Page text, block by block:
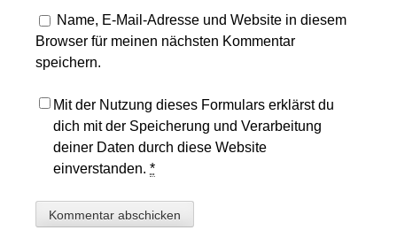
Name, E-Mail-Adresse und Website in diesem
Browser für meinen nächsten Kommentar
speichern.
Mit der Nutzung dieses Formulars erklärst du
dich mit der Speicherung und Verarbeitung
deiner Daten durch diese Website
einverstanden.*